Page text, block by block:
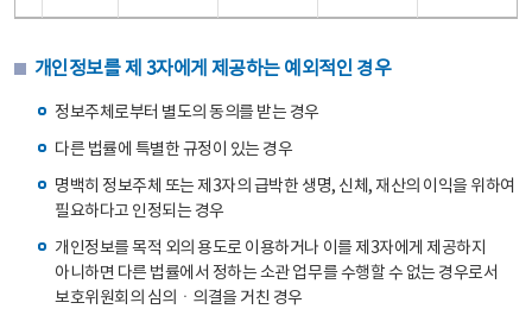
개인정보를 제 3자에게 제공하는 예외적인 경우
정보주체로부터 별도의 동의를 받는 경우
다른 법률에 특별한 규정이 있는 경우
명백히 정보주체 또는 제3자의 급박한 생명, 신체, 재산의 이익을 위하여
필요하다고 인정되는 경우
개인정보를 목적 외의 용도로 이용하거나 이를 제3자에게 제공하지
아니하면 다른 법률에서 정하는 소관 업무를 수행할 수 없는 경우로서
보호위원회의 심의ㆍ의결을 거친 경우